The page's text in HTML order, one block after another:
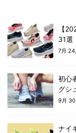
【
31選
7月
初心
グシ
9月
ナイ